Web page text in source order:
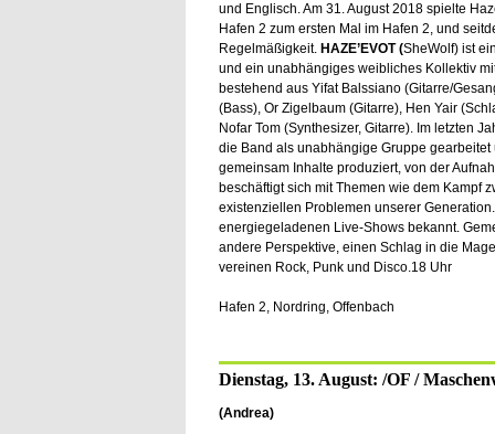
und Englisch. Am 31. August 2018 spielte
Hafen 2 zum ersten Mal im Hafen 2, und
Regelmäßigkeit. HAZE’EVOT (SheWolf) ist
und ein unabhängiges weibliches Kollektiv
bestehend aus Yifat Balssiano (Gitarre/
(Bass), Or Zigelbaum (Gitarre), Hen Yair
Nofar Tom (Synthesizer, Gitarre). Im letzten
die Band als unabhängige Gruppe gearbeitet
gemeinsam Inhalte produziert, von der
beschäftigt sich mit Themen wie dem Kampf
existenziellen Problemen unserer
energiegeladenen Live-Shows bekannt.
andere Perspektive, einen Schlag in die
vereinen Rock, Punk und Disco.18 Uhr
Hafen 2, Nordring, Offenbach
Dienstag, 13. August: /OF /
(Andrea)